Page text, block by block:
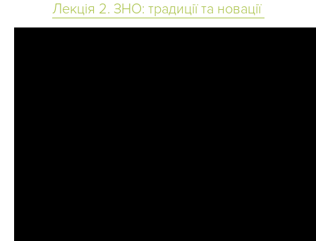
Лекція 2. ЗНО: традиції та новації